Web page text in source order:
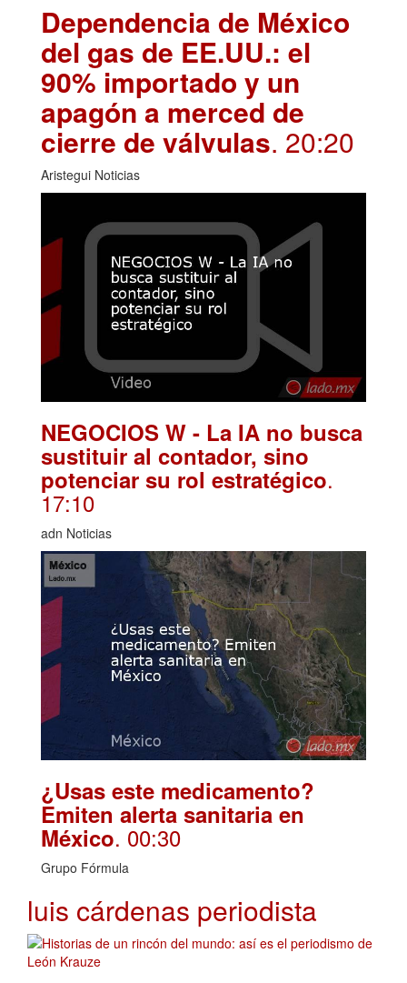
Dependencia de México
del gas de EE.UU.: el
90% importado y un
apagón a merced de
cierre de válvulas. 20:20
Aristegui Noticias
NEGOCIOS W - La IA no busca
sustituir al contador, sino
potenciar su rol estratégico.
17:10
adn Noticias
¿Usas este medicamento?
Emiten alerta sanitaria en
México. 00:30
Grupo Fórmula
luis cárdenas periodista